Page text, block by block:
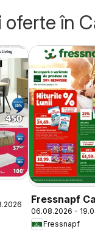
în
Fressnapf
06.08.2026 -
Fressnapf